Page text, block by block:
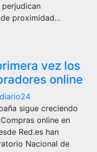
proximidad…
vez los
online
diario24
sigue creciendo
online en
Red.es han
Nacional de